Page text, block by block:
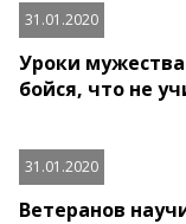
31.01.2020
Уроки
бойся, что не
31.01.2020
Ветеранов